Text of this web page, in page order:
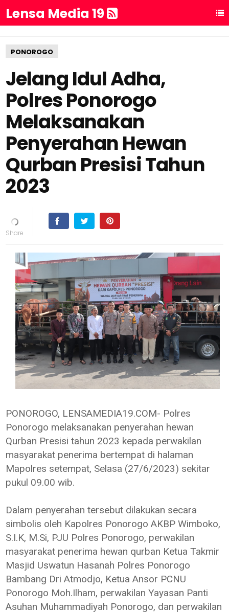
Lensa Media 19
PONOROGO
Jelang Idul Adha,
Polres Ponorogo
Melaksanakan
Penyerahan Hewan
Qurban Presisi Tahun
2023
PONOROGO, LENSAMEDIA19.COM- Polres
Ponorogo melaksanakan penyerahan hewan
Qurban Presisi tahun 2023 kepada perwakilan
masyarakat penerima bertempat di halaman
Mapolres setempat, Selasa (27/6/2023) sekitar
pukul 09.00 wib.
Dalam penyerahan tersebut dilakukan secara
simbolis oleh Kapolres Ponorogo AKBP Wimboko,
S.I.K, M.Si, PJU Polres Ponorogo, perwakilan
masyarakat penerima hewan qurban Ketua Takmir
Masjid Uswatun Hasanah Polres Ponorogo
Bambang Dri Atmodjo, Ketua Ansor PCNU
Ponorogo Moh.Ilham, perwakilan Yayasan Panti
Asuhan Muhammadiyah Ponorogo, dan perwakilan